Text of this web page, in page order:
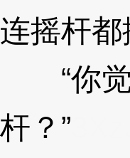
连摇杆都
“你觉
杆？”